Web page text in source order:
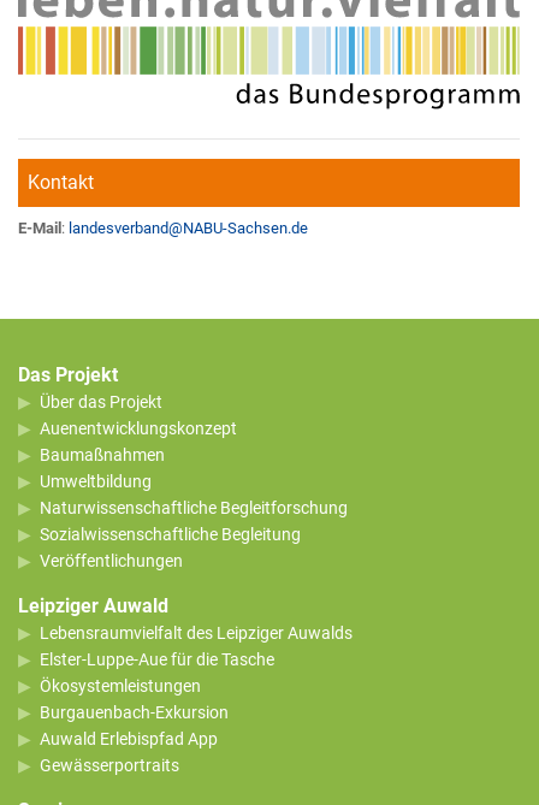
Kontakt
E-Mail : landesverband@NABU-Sachsen.de
Das Projekt
Über das Projekt
Auenentwicklungskonzept
Baumaßnahmen
Umweltbildung
Naturwissenschaftliche Begleitforschung
Sozialwissenschaftliche Begleitung
Veröffentlichungen
Leipziger Auwald
Lebensraumvielfalt des Leipziger Auwalds
Elster-Luppe-Aue für die Tasche
Ökosystemleistungen
Burgauenbach-Exkursion
Auwald Erlebispfad App
Gewässerportraits